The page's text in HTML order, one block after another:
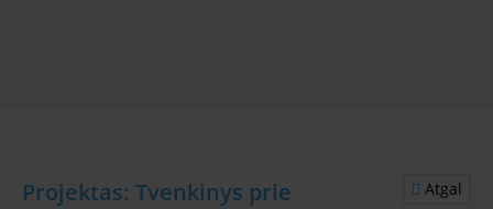
Projektas: Tvenkinys prie
Atgal